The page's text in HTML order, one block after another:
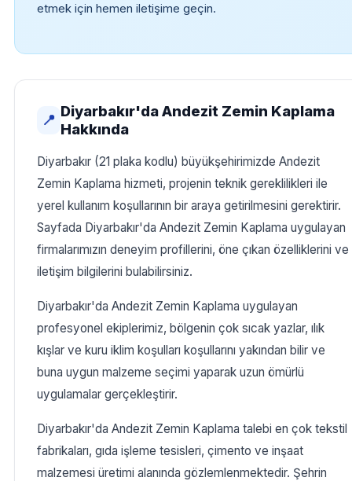
etmek için hemen iletişime geçin.
📍
Diyarbakır'da Andezit Zemin Kaplama
Hakkında
Diyarbakır (21 plaka kodlu) büyükşehirimizde Andezit
Zemin Kaplama hizmeti, projenin teknik gereklilikleri ile
yerel kullanım koşullarının bir araya getirilmesini gerektirir.
Sayfada Diyarbakır'da Andezit Zemin Kaplama uygulayan
firmalarımızın deneyim profillerini, öne çıkan özelliklerini ve
iletişim bilgilerini bulabilirsiniz.
Diyarbakır'da Andezit Zemin Kaplama uygulayan
profesyonel ekiplerimiz, bölgenin çok sıcak yazlar, ılık
kışlar ve kuru iklim koşulları koşullarını yakından bilir ve
buna uygun malzeme seçimi yaparak uzun ömürlü
uygulamalar gerçekleştirir.
Diyarbakır'da Andezit Zemin Kaplama talebi en çok tekstil
fabrikaları, gıda işleme tesisleri, çimento ve inşaat
malzemesi üretimi alanında gözlemlenmektedir. Şehrin